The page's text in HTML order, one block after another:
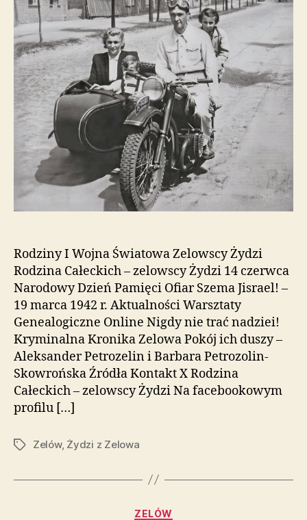
Rodziny I Wojna Światowa Zelowscy Żydzi
Rodzina Całeckich – zelowscy Żydzi 14 czerwca
Narodowy Dzień Pamięci Ofiar Szema Jisrael! –
19 marca 1942 r. Aktualności Warsztaty
Genealogiczne Online Nigdy nie trać nadziei!
Kryminalna Kronika Zelowa Pokój ich duszy –
Aleksander Petrozelin i Barbara Petrozolin-
Skowrońska Źródła Kontakt X Rodzina
Całeckich – zelowscy Żydzi Na facebookowym
profilu […]
TagiZelów, Żydzi z Zelowa
Kategorie
ZELÓW